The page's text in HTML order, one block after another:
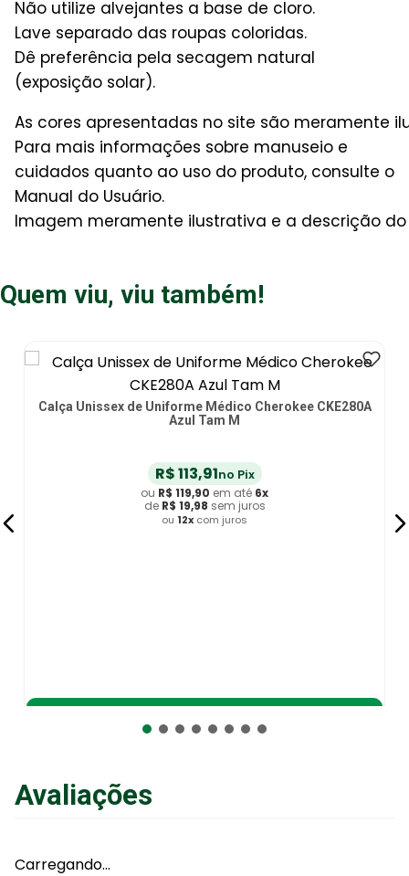
Não utilize alvejantes a base de cloro.
Lave separado das roupas coloridas.
Dê preferência pela secagem natural
(exposição solar).
As cores apresentadas no site são meramente
Para mais informações sobre manuseio e
cuidados quanto ao uso do produto, consulte o
Manual do Usuário.
Imagem meramente ilustrativa e a descrição
Quem viu, viu também!
Calça Unissex de Uniforme Médico Cherokee CKE280A
Azul Tam M
R$113,91no Pix
ou R$ 119,90 em até 6x
de R$ 19,98 sem juros
ou 12x com juros
Avaliações
Carregando…